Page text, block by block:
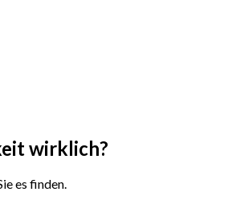
wirklich?
es finden.